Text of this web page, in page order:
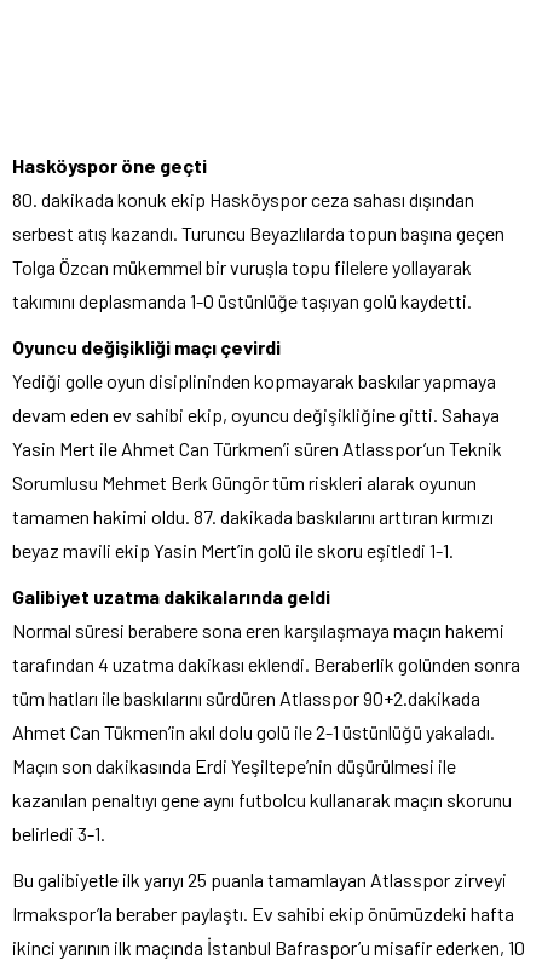
Hasköyspor öne geçti
80. dakikada konuk ekip Hasköyspor ceza sahası dışından
serbest atış kazandı. Turuncu Beyazlılarda topun başına geçen
Tolga Özcan mükemmel bir vuruşla topu filelere yollayarak
takımını deplasmanda 1-0 üstünlüğe taşıyan golü kaydetti.
Oyuncu değişikliği maçı çevirdi
Yediği golle oyun disiplininden kopmayarak baskılar yapmaya
devam eden ev sahibi ekip, oyuncu değişikliğine gitti. Sahaya
Yasin Mert ile Ahmet Can Türkmen’i süren Atlasspor’un Teknik
Sorumlusu Mehmet Berk Güngör tüm riskleri alarak oyunun
tamamen hakimi oldu. 87. dakikada baskılarını arttıran kırmızı
beyaz mavili ekip Yasin Mert’in golü ile skoru eşitledi 1-1.
Galibiyet uzatma dakikalarında geldi
Normal süresi berabere sona eren karşılaşmaya maçın hakemi
tarafından 4 uzatma dakikası eklendi. Beraberlik golünden sonra
tüm hatları ile baskılarını sürdüren Atlasspor 90+2.dakikada
Ahmet Can Tükmen’in akıl dolu golü ile 2-1 üstünlüğü yakaladı.
Maçın son dakikasında Erdi Yeşiltepe’nin düşürülmesi ile
kazanılan penaltıyı gene aynı futbolcu kullanarak maçın skorunu
belirledi 3-1.
Bu galibiyetle ilk yarıyı 25 puanla tamamlayan Atlasspor zirveyi
Irmakspor’la beraber paylaştı. Ev sahibi ekip önümüzdeki hafta
ikinci yarının ilk maçında İstanbul Bafraspor’u misafir ederken, 10